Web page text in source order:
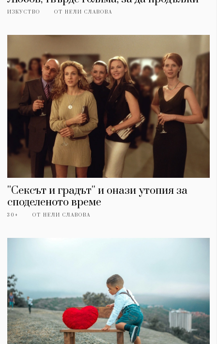
ИЗКУСТВО ОТ НЕЛИ СЛАВОВА
''Сексът и градът'' и онази утопия за
споделеното време
30+ ОТ НЕЛИ СЛАВОВА